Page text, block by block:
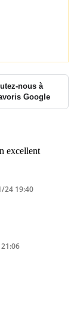
nous à
Google
excellent
24 19:40